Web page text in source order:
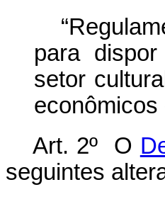
para
setor
Art. 2º O
seguintes